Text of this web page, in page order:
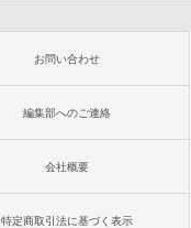
お問い合わせ
編集部へのご連絡
会社概要
特定商取引法に基づく表示